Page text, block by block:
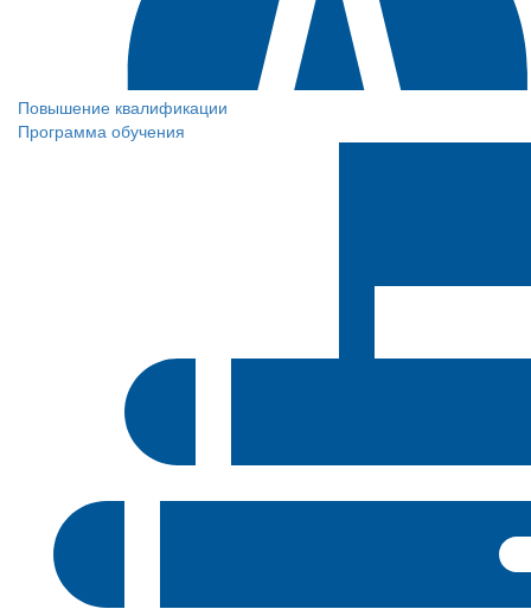
Повышение квалификации
Программа обучения